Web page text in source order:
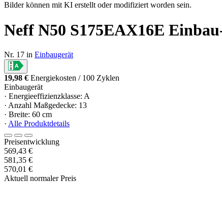
Bilder können mit KI erstellt oder modifiziert worden sein.
Neff N50 S175EAX16E
Nr. 17 in Einbaugerät
19,98 € Energiekosten / 100 Zyklen
Einbaugerät
· Energieeffizienzklasse: A
· Anzahl Maßgedecke: 13
· Breite: 60 cm
· Alle Produktdetails
Preisentwicklung
569,43 €
581,35 €
570,01 €
Aktuell normaler Preis